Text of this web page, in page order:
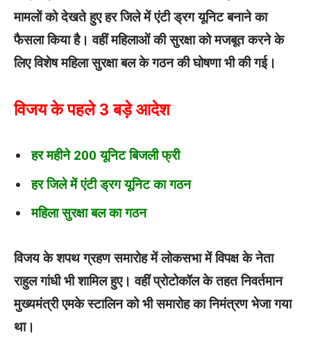
मामलों को देखते हुए हर जिले में एंटी ड्रग यूनिट बनाने का
फैसला किया है। वहीं महिलाओं की सुरक्षा को मजबूत करने के
लिए विशेष महिला सुरक्षा बल के गठन की घोषणा भी की गई।
विजय के पहले 3 बड़े आदेश
हर महीने 200 यूनिट बिजली फ्री
हर जिले में एंटी ड्रग यूनिट का गठन
महिला सुरक्षा बल का गठन
विजय के शपथ ग्रहण समारोह में लोकसभा में विपक्ष के नेता
राहुल गांधी भी शामिल हुए। वहीं प्रोटोकॉल के तहत निवर्तमान
मुख्यमंत्री एमके स्टालिन को भी समारोह का निमंत्रण भेजा गया
था।